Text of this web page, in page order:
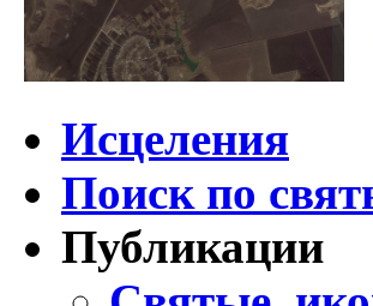
Исцеления
Поиск по
Публикации